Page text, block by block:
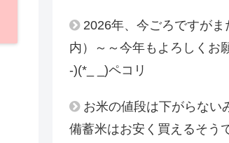
2026年、今ごろですがま
内）～～今年もよろしくお
-)(*_ _)ペコリ
お米の値段は下がらない
備蓄米はお安く買えるそう